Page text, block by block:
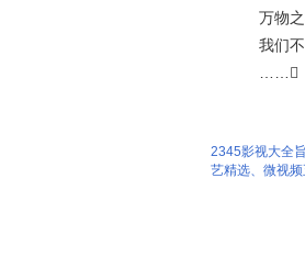
万物之
我们不
……
2345影视大全
艺精选、微视